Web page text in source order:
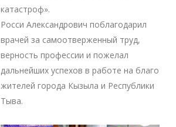
катастроф».
Росси Александрович поблагодарил
врачей за самоотверженный труд,
верность профессии и пожелал
дальнейших успехов в работе на благо
жителей города Кызыла и Республики
Тыва.